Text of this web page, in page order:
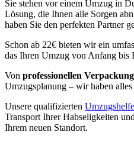
Sie stehen vor einem Umzug in
Lösung, die Ihnen alle Sorgen
haben Sie den perfekten Partner
Schon ab 22€ bieten wir ein
das Ihren Umzug von Anfang bis
Von professionellen
Umzugsplanung – wir haben
Unsere qualifizierten
Transport Ihrer Habseligkeiten
Ihrem neuen Standort.